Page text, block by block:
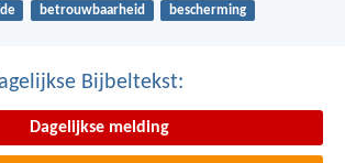
betrouwbaarheid bescherming
Bijbeltekst:
Dagelijkse melding